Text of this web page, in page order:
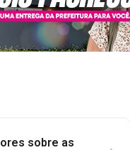
sobre as